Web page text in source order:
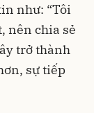
như: “Tôi
nên chia sẻ
trở thành
sự tiếp